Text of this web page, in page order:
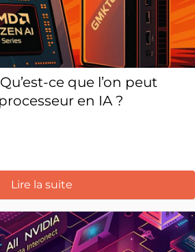
ce que l’on peut
en IA ?
Lire la suite